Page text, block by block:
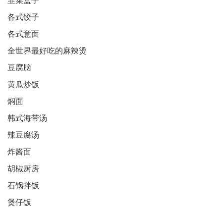
各式饺子
各式意面
全世界最好吃的麻辣烫
豆腐脑
黄瓜炒饭
焖面
韩式海带汤
辣豆腐汤
炸酱面
胡椒厨房
石锅拌饭
煲仔饭